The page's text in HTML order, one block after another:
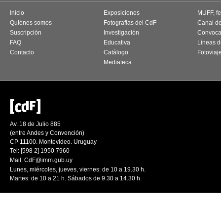
Inicio
Quiénes somos
Suscripción
FAQ
Contacto
Exposiciones
Fotografías del CdF
Investigación
Educativa
Catálogo
Mediateca
MUFF,
Canal
Líneas
Av. 18 de Julio 885
(entre Andes y Convención)
CP 11100. Montevideo. Uruguay
Tel: [598 2] 1950 7960
Mail: CdF@imm.gub.uy
Lunes, miércoles, jueves, viernes: de 10 a 19.30 h.
Martes: de 10 a 21 h. Sábados de 9.30 a 14.30 h.